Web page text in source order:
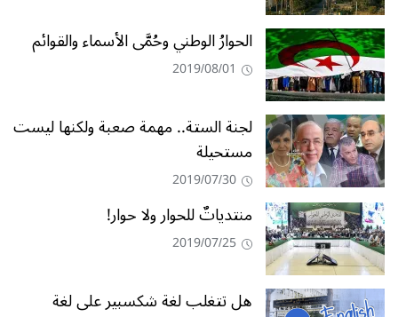
الحوارُ الوطني وحُمَّى الأسماء والقوائم
2019/08/01
لجنة الستة.. مهمة صعبة ولكنها ليست
مستحيلة
2019/07/30
منتدياتٌ للحوار ولا حوار!
2019/07/25
هل تتغلب لغة شكسبير على لغة